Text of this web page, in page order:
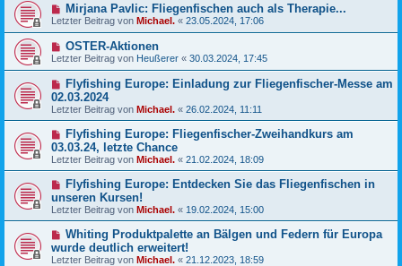
Mirjana Pavlic: Fliegenfischen auch als Therapie...
Letzter Beitrag von Michael. « 23.05.2024, 17:06
OSTER-Aktionen
Letzter Beitrag von Heußerer « 30.03.2024, 17:45
Flyfishing Europe: Einladung zur Fliegenfischer-Messe am
02.03.2024
Letzter Beitrag von Michael. « 26.02.2024, 11:11
Flyfishing Europe: Fliegenfischer-Zweihandkurs am
03.03.24, letzte Chance
Letzter Beitrag von Michael. « 21.02.2024, 18:09
Flyfishing Europe: Entdecken Sie das Fliegenfischen in
unseren Kursen!
Letzter Beitrag von Michael. « 19.02.2024, 15:00
Whiting Produktpalette an Bälgen und Federn für Europa
wurde deutlich erweitert!
Letzter Beitrag von Michael. « 21.12.2023, 18:59